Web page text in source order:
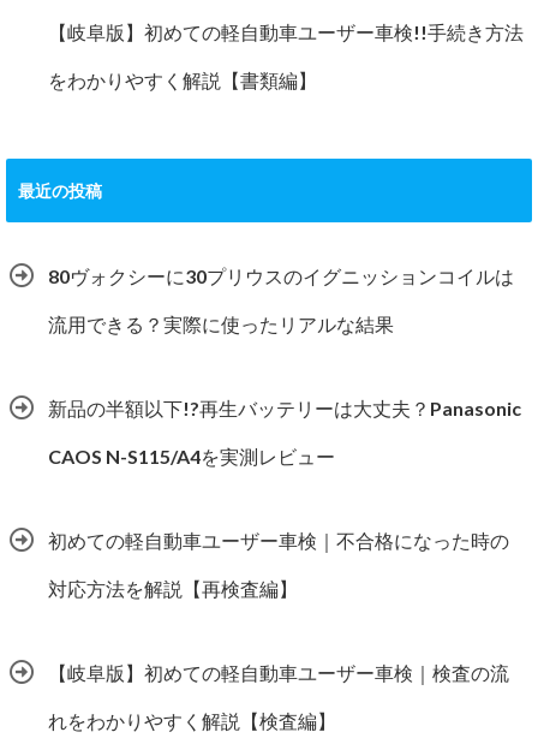
【岐阜版】初めての軽自動車ユーザー車検!!手続き方法
をわかりやすく解説【書類編】
最近の投稿
80ヴォクシーに30プリウスのイグニッションコイルは
流用できる？実際に使ったリアルな結果
新品の半額以下!?再生バッテリーは大丈夫？Panasonic
CAOS N-S115/A4を実測レビュー
初めての軽自動車ユーザー車検｜不合格になった時の
対応方法を解説【再検査編】
【岐阜版】初めての軽自動車ユーザー車検｜検査の流
れをわかりやすく解説【検査編】